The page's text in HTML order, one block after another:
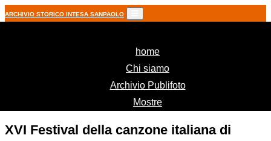
ARCHIVIO STORICO INTESA SANPAOLO
home(current)
Chi siamo
Archivio Publifoto
Mostre
XVI Festival della canzone italiana di